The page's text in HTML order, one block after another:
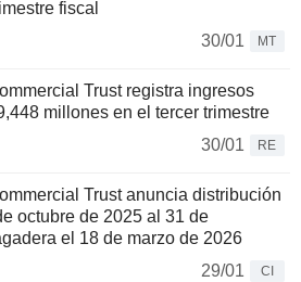
fiscal
30/01
MT
Trust registra ingresos
millones en el tercer trimestre
30/01
RE
Trust anuncia distribución
octubre de 2025 al 31 de
el 18 de marzo de 2026
29/01
CI